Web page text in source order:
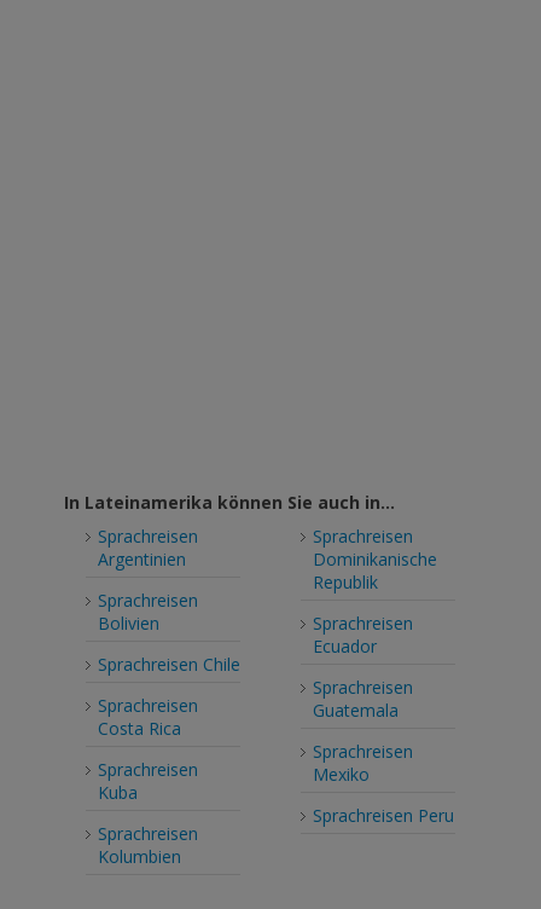
In Lateinamerika können Sie auch in...
Sprachreisen
Argentinien
Sprachreisen
Bolivien
Sprachreisen Chile
Sprachreisen
Costa Rica
Sprachreisen
Kuba
Sprachreisen
Kolumbien
Sprachreisen
Dominikanische
Republik
Sprachreisen
Ecuador
Sprachreisen
Guatemala
Sprachreisen
Mexiko
Sprachreisen Peru